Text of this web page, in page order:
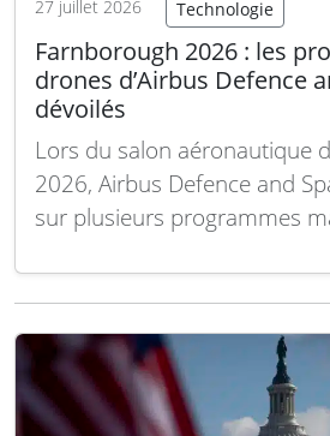
27 juillet 2026 Technologie
Farnborough 2026 : les
drones d’Airbus Defence
dévoilés
Lors du salon aéronautique
2026, Airbus Defence and
sur plusieurs programmes
développement de
s’inscrivent dans une
renforcer les capacités
forces…Lire la suite